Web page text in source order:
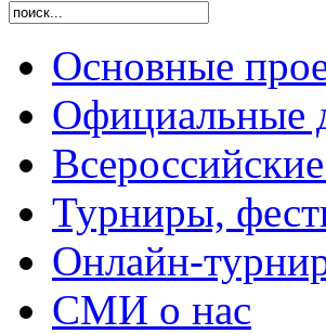
Основные
Официальные
Турниры,
Онлайн-
СМИ о нас